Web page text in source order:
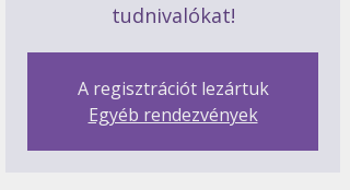
tudnivalókat!
A regisztrációt lezártuk
Egyéb rendezvények